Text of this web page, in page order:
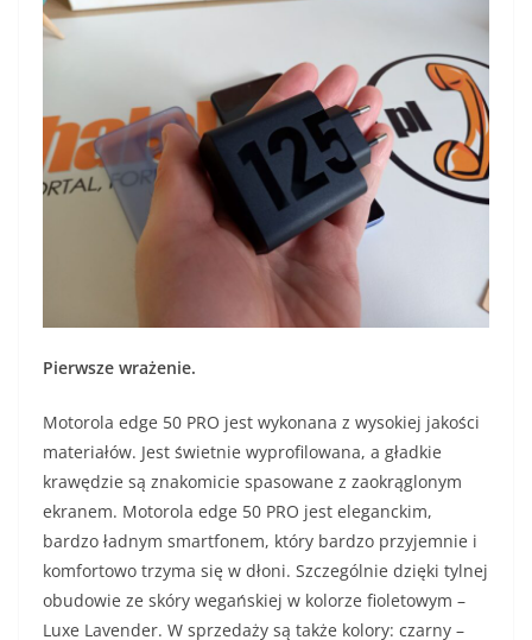
Pierwsze wrażenie.
Motorola edge 50 PRO jest wykonana z wysokiej jakości
materiałów. Jest świetnie wyprofilowana, a gładkie
krawędzie są znakomicie spasowane z zaokrąglonym
ekranem. Motorola edge 50 PRO jest eleganckim,
bardzo ładnym smartfonem, który bardzo przyjemnie i
komfortowo trzyma się w dłoni. Szczególnie dzięki tylnej
obudowie ze skóry wegańskiej w kolorze fioletowym –
Luxe Lavender. W sprzedaży są także kolory: czarny –